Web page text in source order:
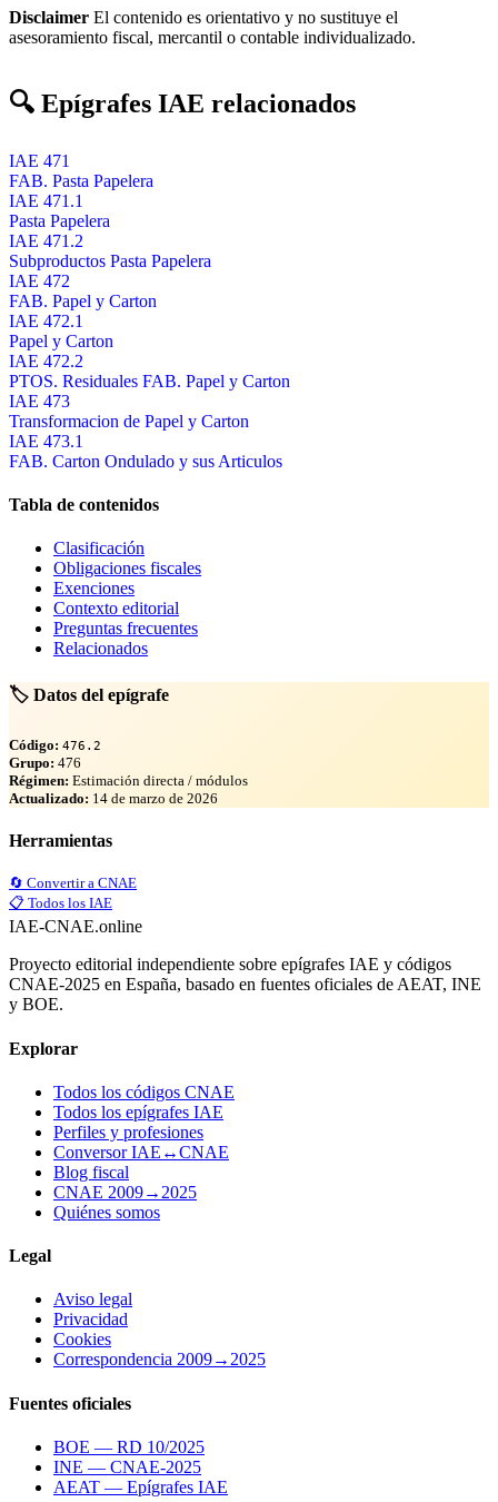
Disclaimer El contenido es orientativo y no sustituye el
asesoramiento fiscal, mercantil o contable individualizado.
🔍 Epígrafes IAE relacionados
IAE 471
FAB. Pasta Papelera
IAE 471.1
Pasta Papelera
IAE 471.2
Subproductos Pasta Papelera
IAE 472
FAB. Papel y Carton
IAE 472.1
Papel y Carton
IAE 472.2
PTOS. Residuales FAB. Papel y Carton
IAE 473
Transformacion de Papel y Carton
IAE 473.1
FAB. Carton Ondulado y sus Articulos
Tabla de contenidos
Clasificación
Obligaciones fiscales
Exenciones
Contexto editorial
Preguntas frecuentes
Relacionados
🏷️ Datos del epígrafe
Código: 476.2
Grupo: 476
Régimen: Estimación directa / módulos
Actualizado: 14 de marzo de 2026
Herramientas
🔄 Convertir a CNAE
📋 Todos los IAE
IAE-CNAE.online
Proyecto editorial independiente sobre epígrafes IAE y códigos
CNAE-2025 en España, basado en fuentes oficiales de AEAT, INE
y BOE.
Explorar
Todos los códigos CNAE
Todos los epígrafes IAE
Perfiles y profesiones
Conversor IAE↔CNAE
Blog fiscal
CNAE 2009→2025
Quiénes somos
Legal
Aviso legal
Privacidad
Cookies
Correspondencia 2009→2025
Fuentes oficiales
BOE — RD 10/2025
INE — CNAE-2025
AEAT — Epígrafes IAE